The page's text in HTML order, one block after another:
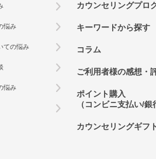
悩み
ての悩み
悩み
カウンセリングプロ
キーワードから探す
コラム
ご利用者様の感想・
ポイント購入
（コンビニ支払い/銀
カウンセリングギフト